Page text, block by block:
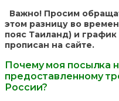
Важно! Просим
этом разницу во
пояс Таиланд) и
прописан на сайте.
Почему моя посылка
предоставленному
России?